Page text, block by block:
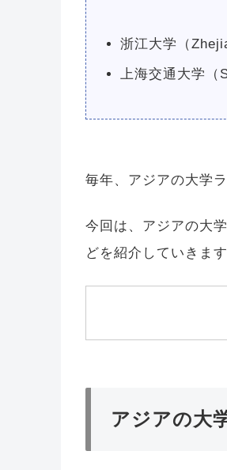
浙江大学（
上海交通大学（
毎年、アジアの大学
今回は、アジアの大
どを紹介していきます
アジアの大